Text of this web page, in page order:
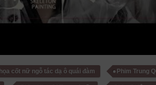
họa cốt nữ ngỗ tác dạ ô quái đàm Phim Trung